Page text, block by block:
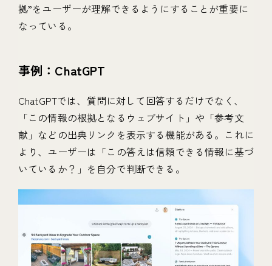
拠”をユーザーが理解できるようにすることが重要に
なっている。
事例：ChatGPT
ChatGPTでは、質問に対して回答するだけでなく、
「この情報の根拠となるウェブサイト」や「参考文
献」などの出典リンクを表示する機能がある。 これに
より、ユーザーは「この答えは信頼できる情報に基づ
いているか？」を自分で判断できる。